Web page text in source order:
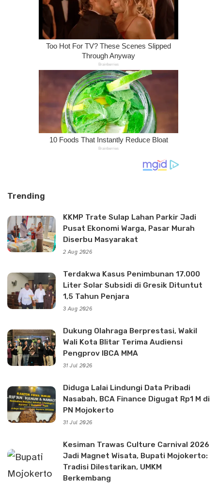
Trending
KKMP Trate Sulap Lahan Parkir Jadi
Pusat Ekonomi Warga, Pasar Murah
Diserbu Masyarakat
2 Aug 2026
Terdakwa Kasus Penimbunan 17.000
Liter Solar Subsidi di Gresik Dituntut
1,5 Tahun Penjara
3 Aug 2026
Dukung Olahraga Berprestasi, Wakil
Wali Kota Blitar Terima Audiensi
Pengprov IBCA MMA
31 Jul 2026
Diduga Lalai Lindungi Data Pribadi
Nasabah, BCA Finance Digugat Rp1 M di
PN Mojokerto
31 Jul 2026
Kesiman Trawas Culture Carnival 2026
Jadi Magnet Wisata, Bupati Mojokerto:
Tradisi Dilestarikan, UMKM
Berkembang